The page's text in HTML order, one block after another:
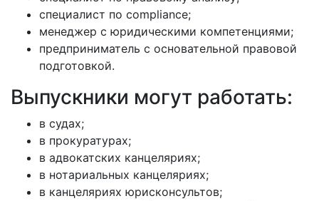
специалист по compliance;
менеджер с юридическими компетенциями;
предприниматель с основательной правовой
подготовкой.
Выпускники могут работать:
в судах;
в прокуратурах;
в адвокатских канцеляриях;
в нотариальных канцеляриях;
в канцеляриях юрисконсультов;